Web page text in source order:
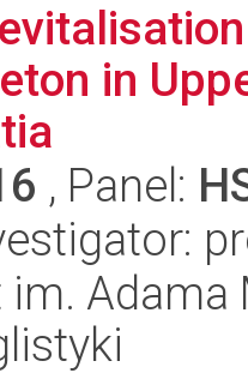
in
, Panel: